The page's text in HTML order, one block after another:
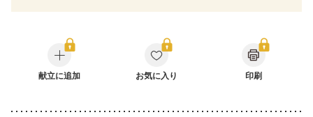
糖尿病性腎症（第１期）
糖尿病性腎症（第２期）
糖尿病性腎症（第３期）
CKD（ステージ１）
CKD（ステージ２）
CKD（ステージ３a）
献立に追加 お気に入り 印刷